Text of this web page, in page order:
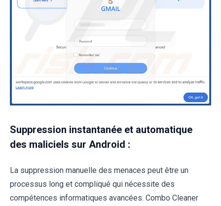
Suppression instantanée et automatique
des maliciels sur Android :
La suppression manuelle des menaces peut être un
processus long et compliqué qui nécessite des
compétences informatiques avancées. Combo Cleaner